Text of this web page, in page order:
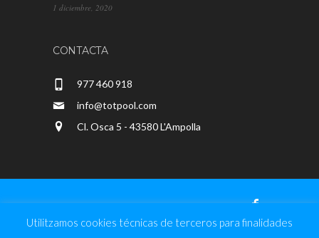
1 diciembre, 2020
CONTACTA
977 460 918
info@totpool.com
Cl. Osca 5 - 43580 L'Ampolla
Totpool - CRD Milan, CB © 2020 |Diseño
Utilitzamos cookies técnicas de terceros para finalidades